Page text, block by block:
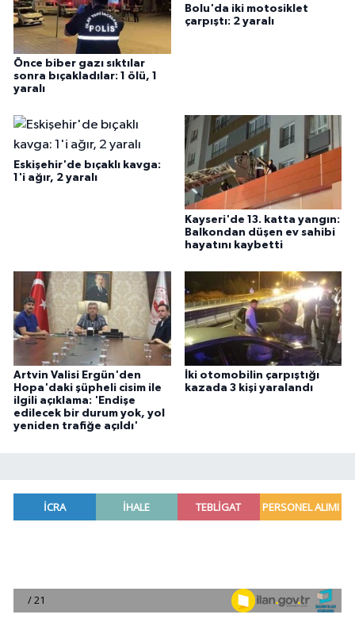
Önce biber gazı sıktılar
sonra bıçakladılar: 1 ölü, 1
yaralı
Bolu'da iki motosiklet
çarpıştı: 2 yaralı
Eskişehir'de bıçaklı kavga:
1'i ağır, 2 yaralı
Kayseri'de 13. katta yangın:
Balkondan düşen ev sahibi
hayatını kaybetti
Artvin Valisi Ergün'den
Hopa'daki şüpheli cisim ile
ilgili açıklama: 'Endişe
edilecek bir durum yok, yol
yeniden trafiğe açıldı'
İki otomobilin çarpıştığı
kazada 3 kişi yaralandı